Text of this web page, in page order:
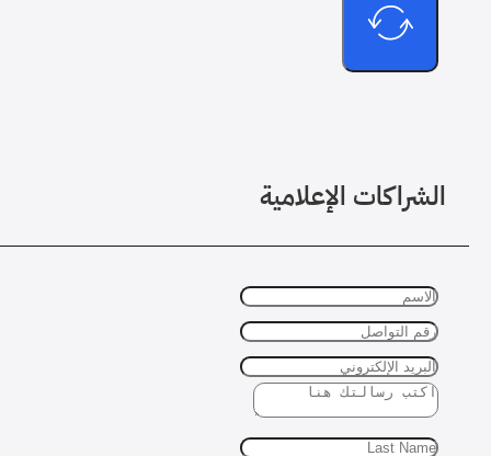
الشراكات الإعلامية